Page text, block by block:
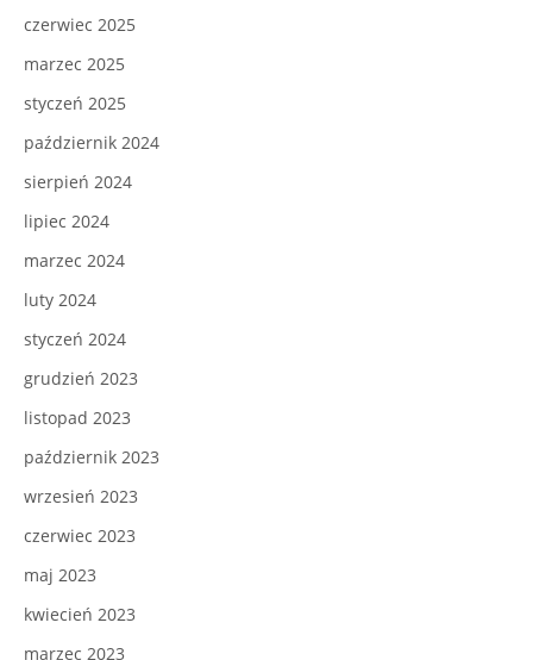
czerwiec 2025
marzec 2025
styczeń 2025
październik 2024
sierpień 2024
lipiec 2024
marzec 2024
luty 2024
styczeń 2024
grudzień 2023
listopad 2023
październik 2023
wrzesień 2023
czerwiec 2023
maj 2023
kwiecień 2023
marzec 2023